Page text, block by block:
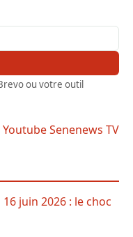
ou votre outil
juin 2026 : le choc